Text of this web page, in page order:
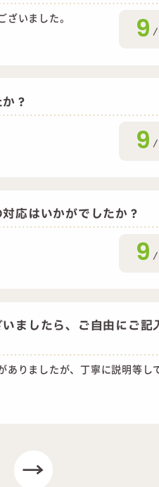
いました。 9 /
？
9 /
応はいかがでしたか？
9 /
ましたら、ご自由にご記
ありましたが、丁寧に説明等し